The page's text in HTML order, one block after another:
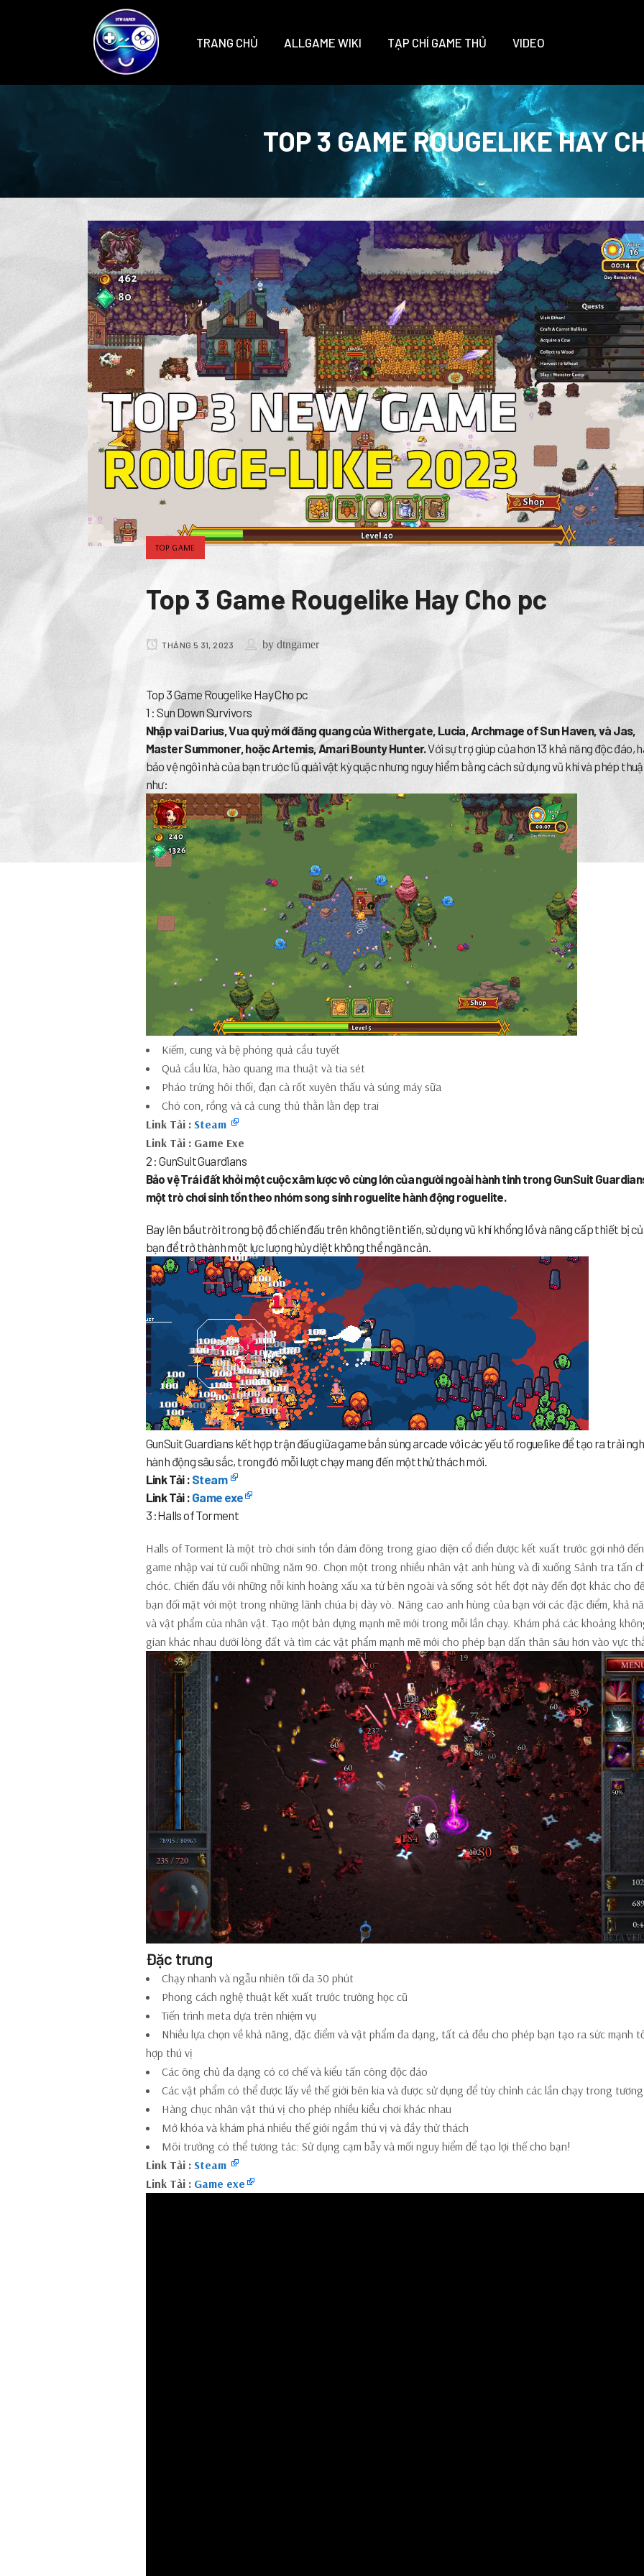
TRANG CHỦ ALLGAME WIKI TẠP CHÍ GAME THỦ VIDEO
TOP 3 GAME ROUGELIKE HAY
TOP GAME
Top 3 Game Rougelike Hay Cho pc
THÁNG 5 31, 2023 by dtngamer
Top 3 Game Rougelike Hay Cho pc
1 : Sun Down Survivors
Nhập vai Darius, Vua quỷ mới đăng quang của Withergate, Lucia, Archmage of Sun Haven, và Jas,
Master Summoner, hoặc Artemis, Amari Bounty Hunter.Với sự trợ giúp của hơn 13 khả năng độc đáo,
bảo vệ ngôi nhà của bạn trước lũ quái vật kỳ quặc nhưng nguy hiểm bằng cách sử dụng vũ khí và phép
như:
Kiếm, cung và bệ phóng quả cầu tuyết
Quả cầu lửa, hào quang ma thuật và tia sét
Pháo trứng hôi thối, đạn cà rốt xuyên thấu và súng máy sữa
Chó con, rồng và cả cung thủ thằn lằn đẹp trai
Link Tải : Steam
Link Tải : Game Exe
2 : GunSuit Guardians
Bảo vệ Trái đất khỏi một cuộc xâm lược vô cùng lớn của người ngoài hành tinh trong GunSuit
một trò chơi sinh tồn theo nhóm song sinh roguelite hành động roguelite.
Bay lên bầu trời trong bộ đồ chiến đấu trên không tiên tiến, sử dụng vũ khí khổng lồ và nâng cấp thiết bị
bạn để trở thành một lực lượng hủy diệt không thể ngăn cản.
GunSuit Guardians kết hợp trận đấu giữa game bắn súng arcade với các yếu tố roguelike để tạo ra trải
hành động sâu sắc, trong đó mỗi lượt chạy mang đến một thử thách mới.
Link Tải : Steam
Link Tải : Game exe
3 :Halls of Torment
Halls of Torment là một trò chơi sinh tồn đám đông trong giao diện cổ điển được kết xuất trước gợi nhớ
game nhập vai từ cuối những năm 90. Chọn một trong nhiều nhân vật anh hùng và đi xuống Sảnh tra tấn
chóc. Chiến đấu với những nỗi kinh hoàng xấu xa từ bên ngoài và sống sót hết đợt này đến đợt khác cho
bạn đối mặt với một trong những lãnh chúa bị dày vò. Nâng cao anh hùng của bạn với các đặc điểm, khả
và vật phẩm của nhân vật. Tạo một bản dựng mạnh mẽ mới trong mỗi lần chạy. Khám phá các khoảng
gian khác nhau dưới lòng đất và tìm các vật phẩm mạnh mẽ mới cho phép bạn dấn thân sâu hơn vào vực
Đặc trưng
Chạy nhanh và ngẫu nhiên tối đa 30 phút
Phong cách nghệ thuật kết xuất trước trường học cũ
Tiến trình meta dựa trên nhiệm vụ
Nhiều lựa chọn về khả năng, đặc điểm và vật phẩm đa dạng, tất cả đều cho phép bạn tạo ra sức mạnh
hợp thú vị
Các ông chủ đa dạng có cơ chế và kiểu tấn công độc đáo
Các vật phẩm có thể được lấy về thế giới bên kia và được sử dụng để tùy chỉnh các lần chạy trong
Hàng chục nhân vật thú vị cho phép nhiều kiểu chơi khác nhau
Mở khóa và khám phá nhiều thế giới ngầm thú vị và đầy thử thách
Môi trường có thể tương tác: Sử dụng cạm bẫy và mối nguy hiểm để tạo lợi thế cho bạn!
Link Tải : Steam
Link Tải : Game exe